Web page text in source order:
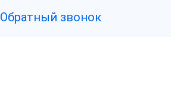
Обратный звонок